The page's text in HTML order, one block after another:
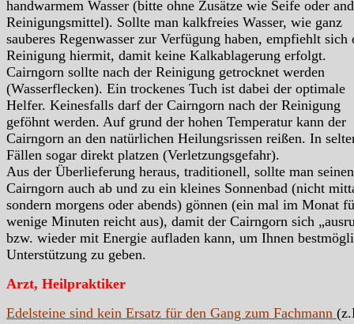
handwarmem Wasser (bitte ohne Zusätze wie Seife oder
Reinigungsmittel). Sollte man kalkfreies Wasser, wie ganz
sauberes Regenwasser zur Verfügung haben, empfiehlt sich
Reinigung hiermit, damit keine Kalkablagerung erfolgt.
Cairngorn sollte nach der Reinigung getrocknet werden
(Wasserflecken). Ein trockenes Tuch ist dabei der optimale
Helfer. Keinesfalls darf der Cairngorn nach der Reinigung
geföhnt werden. Auf grund der hohen Temperatur kann der
Cairngorn an den natürlichen Heilungsrissen reißen. In
Fällen sogar direkt platzen (Verletzungsgefahr).
Aus der Überlieferung heraus, traditionell, sollte man seinen
Cairngorn auch ab und zu ein kleines Sonnenbad (nicht
sondern morgens oder abends) gönnen (ein mal im Monat
wenige Minuten reicht aus), damit der Cairngorn sich
bzw. wieder mit Energie aufladen kann, um Ihnen
Unterstützung zu geben.
Arzt, Heilpraktiker
Edelsteine sind kein Ersatz für den Gang zum Fachmann